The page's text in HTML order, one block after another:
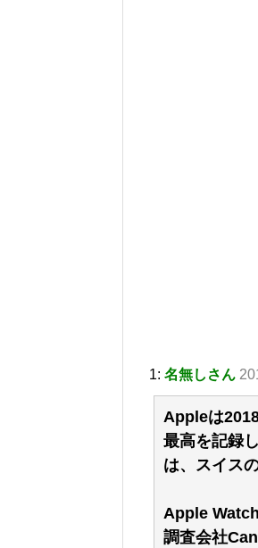
1: 名無しさん
Appleは
最高を記録
は、スイス
Apple
調査会社